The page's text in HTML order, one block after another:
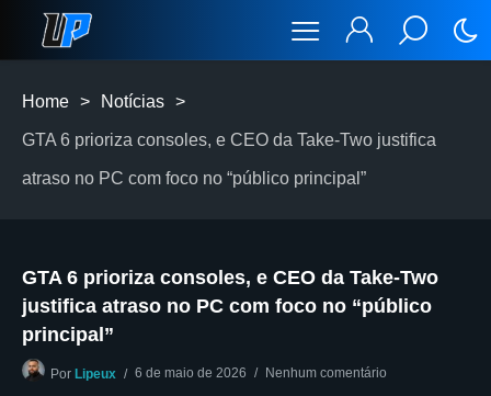
Home > Notícias >
GTA 6 prioriza consoles, e CEO da Take-Two justifica
atraso no PC com foco no “público principal”
GTA 6 prioriza consoles, e CEO da Take-Two
justifica atraso no PC com foco no “público
principal”
Por Lipeux 6 de maio de 2026 Nenhum comentário